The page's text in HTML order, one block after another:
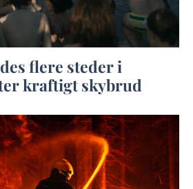
flere steder i
kraftigt skybrud